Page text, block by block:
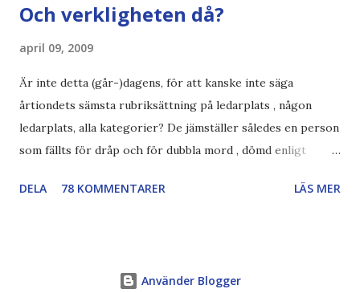
Och verkligheten då?
april 09, 2009
Är inte detta (går-)dagens, för att kanske inte säga
årtiondets sämsta rubriksättning på ledarplats , någon
ledarplats, alla kategorier? De jämställer således en person
som fällts för dråp och för dubbla mord , dömd enligt
resterande straff i sverige. en som fängslats och torterats
att kolla upp om det verkligen var sant - trodde faktiskt
DELA 78 KOMMENTARER LÄS MER
Använder Blogger